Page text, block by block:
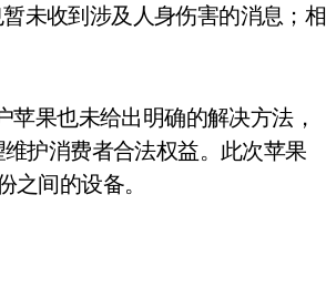
未收到涉及人身伤害的消息；相
果也未给出明确的解决方法，
护消费者合法权益。此次苹果
间的设备。